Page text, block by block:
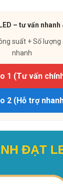
– tư vấn
suất + Số
nhanh
1 (Tư vấn
2 (Hỗ trợ